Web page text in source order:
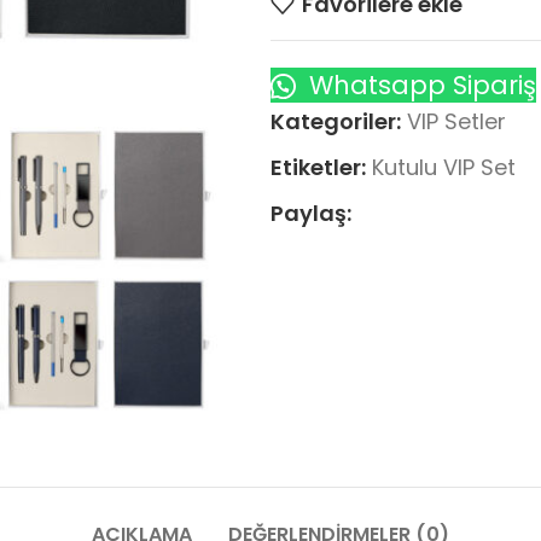
Whatsapp Sipariş
Kategoriler: VIP Setler
Etiketler: Kutulu VIP Set
Paylaş:
AÇIKLAMA DEĞERLENDIRMELER (0)